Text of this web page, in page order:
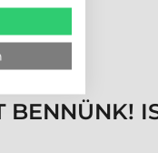
szín
BENNÜNK!